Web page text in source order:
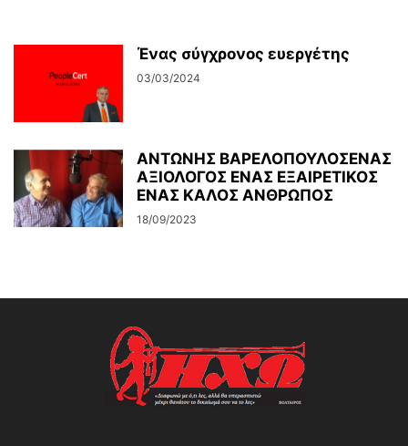
Ένας σύγχρονος ευεργέτης
03/03/2024
ΑΝΤΩΝΗΣ ΒΑΡΕΛΟΠΟΥΛΟΣΕΝΑΣ
ΑΞΙΟΛΟΓΟΣ ΕΝΑΣ ΕΞΑΙΡΕΤΙΚΟΣ
ΕΝΑΣ ΚΑΛΟΣ ΑΝΘΡΩΠΟΣ
18/09/2023